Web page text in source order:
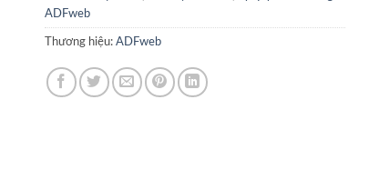
ADFweb
Thương hiệu: ADFweb